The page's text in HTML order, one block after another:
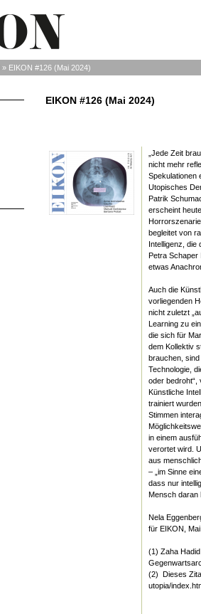
» EIKON #126 (Mai 2024)
EIKON #126 (Mai 2024)
„Jede Zeit
nicht mehr
Spekulationen
Utopisches
Patrik
erscheint
begleitet von
Intelligenz, die
Petra Schaper
etwas
Auch die
vorliegenden
nicht zuletzt
Learning zu
die sich für
dem Kollektiv
brauchen,
Technologie,
oder bedroht“,
Künstliche
trainiert
Stimmen
in einem
verortet wird.
aus
– „im Sinne
dass nur
Mensch daran
Nela
für EIKON,
(1) Zaha
(2) Dieses
utopia/